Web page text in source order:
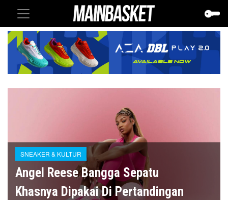
SNEAKER & KULTUR
Angel Reese Bangga Sepatu
Khasnya Dipakai Di Pertandingan